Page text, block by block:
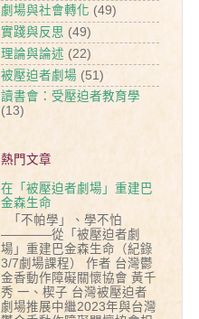
劇場與社會轉化 (49)
實踐與反思 (49)
理論與論述 (22)
被壓迫者劇場 (51)
讀書會：受壓迫者教育學
(13)
熱門文章
在「被壓迫者劇場」重建巴
金森生命
「不帕學」、學不怕
————從「被壓迫者劇
場」重建巴金森生命（紀錄
3/7劇場課程） 作者 台灣鬱
金香動作障礙關懷協會 黃千
秀 一、楔子 台灣被壓迫者
劇場推展中繼2023年與台灣